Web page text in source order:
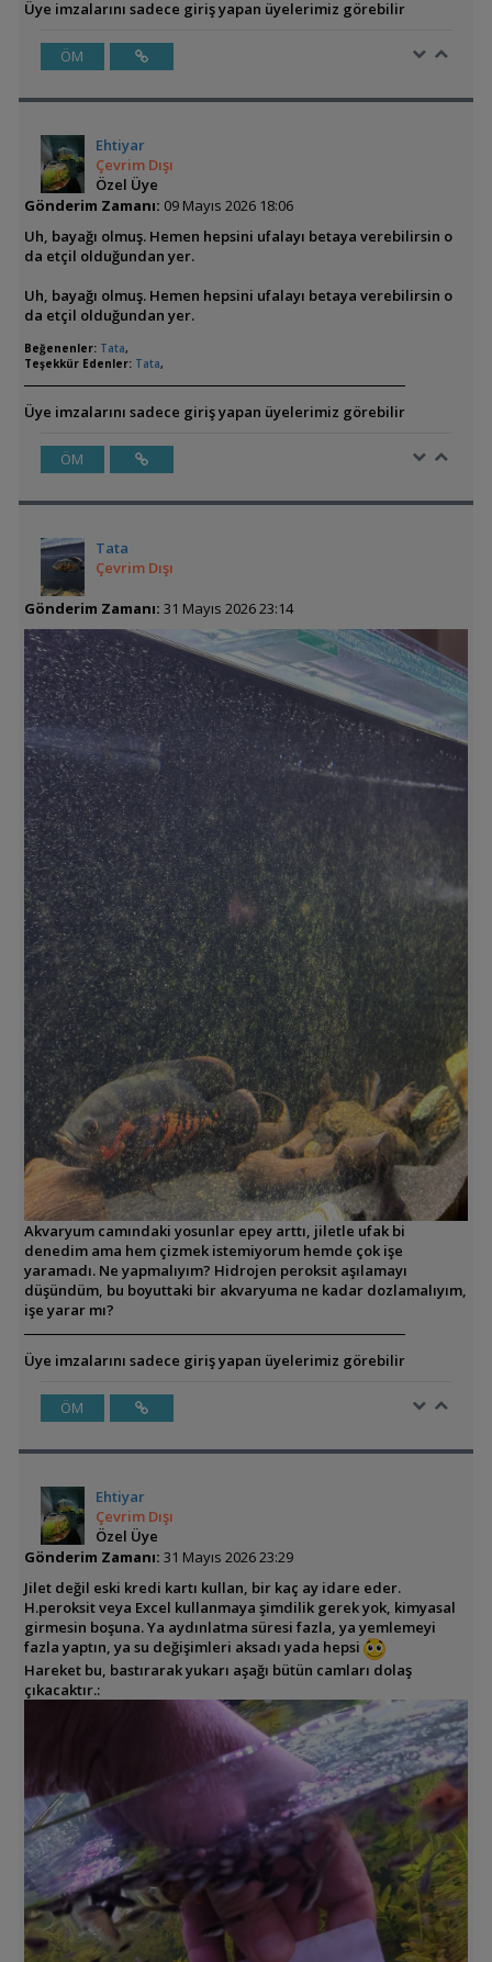
Üye imzalarını sadece giriş yapan üyelerimiz görebilir
ÖM
Ehtiyar
Çevrim Dışı
Özel Üye
Gönderim Zamanı: 09 Mayıs 2026 18:06
Uh, bayağı olmuş. Hemen hepsini ufalayı betaya verebilirsin o
da etçil olduğundan yer.
Uh, bayağı olmuş. Hemen hepsini ufalayı betaya verebilirsin o
da etçil olduğundan yer.
Beğenenler: Tata,
Teşekkür Edenler: Tata,
Üye imzalarını sadece giriş yapan üyelerimiz görebilir
ÖM
Tata
Çevrim Dışı
Gönderim Zamanı: 31 Mayıs 2026 23:14
Akvaryum camındaki yosunlar epey arttı, jiletle ufak bi
denedim ama hem çizmek istemiyorum hemde çok işe
yaramadı. Ne yapmalıyım? Hidrojen peroksit aşılamayı
düşündüm, bu boyuttaki bir akvaryuma ne kadar dozlamalıyım,
işe yarar mı?
Üye imzalarını sadece giriş yapan üyelerimiz görebilir
ÖM
Ehtiyar
Çevrim Dışı
Özel Üye
Gönderim Zamanı: 31 Mayıs 2026 23:29
Jilet değil eski kredi kartı kullan, bir kaç ay idare eder.
H.peroksit veya Excel kullanmaya şimdilik gerek yok, kimyasal
girmesin boşuna. Ya aydınlatma süresi fazla, ya yemlemeyi
fazla yaptın, ya su değişimleri aksadı yada hepsi
Hareket bu, bastırarak yukarı aşağı bütün camları dolaş
çıkacaktır.: